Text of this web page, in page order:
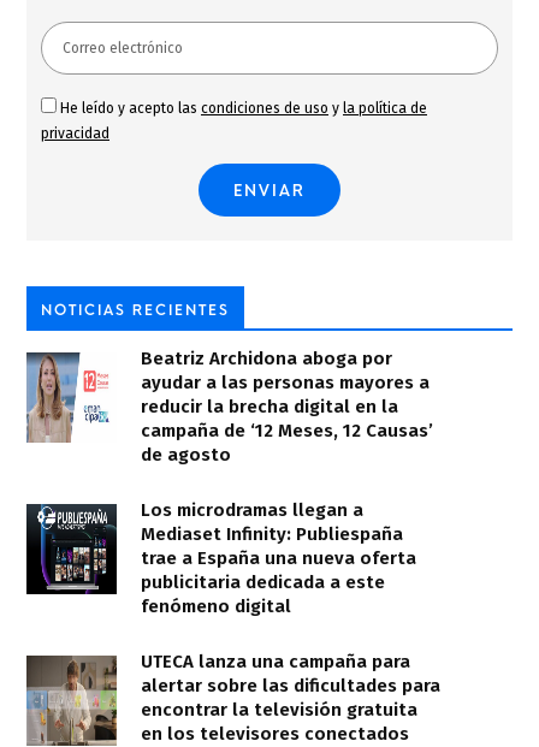
He leído y acepto las condiciones de uso y la política de
privacidad
NOTICIAS RECIENTES
Beatriz Archidona aboga por
ayudar a las personas mayores a
reducir la brecha digital en la
campaña de ‘12 Meses, 12 Causas’
de agosto
Los microdramas llegan a
Mediaset Infinity: Publiespaña
trae a España una nueva oferta
publicitaria dedicada a este
fenómeno digital
UTECA lanza una campaña para
alertar sobre las dificultades para
encontrar la televisión gratuita
en los televisores conectados